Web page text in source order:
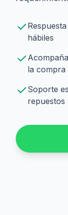
hábiles
la compra
Soporte
repuestos